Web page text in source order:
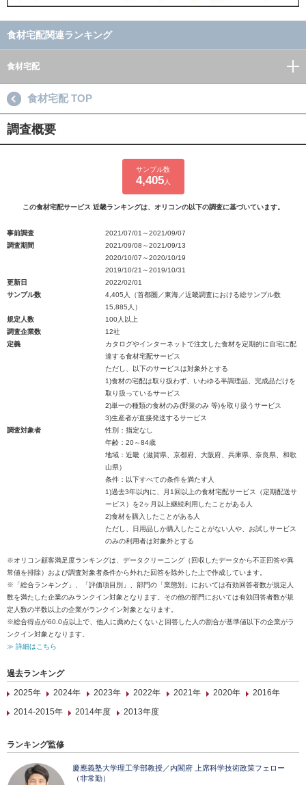
食材宅配関連ランキング
食材宅配
食材宅配 TOP
調査概要
サンプル数
4,405人
この食材宅配サービス 近畿ランキングは、オリコンの以下の調査に基づいています。
事前調査
2021/07/01～2021/09/07
調査期間
2021/09/08～2021/09/13
2020/10/07～2020/10/19
2019/10/21～2019/10/31
更新日
2022/02/01
サンプル数
4,405人（首都圏／東海／近畿調査における総サンプル数
15,885人）
規定人数
100人以上
調査企業数
12社
定義
カタログやインターネットで注文した食材を定期的に自宅に配
達する食材宅配サービス
ただし、以下のサービスは対象外とする
1)食材の宅配は取り扱わず、いわゆる半調理品、完成品だけを
取り扱っているサービス
2)単一の種類の食材のみ(野菜のみ 等)を取り扱うサービス
3)生産者が直接発送するサービス
調査対象者
性別：指定なし
年齢：20～84歳
地域：近畿（滋賀県、京都府、大阪府、兵庫県、奈良県、和歌
山県）
条件：以下すべての条件を満たす人
1)過去3年以内に、月1回以上の食材宅配サービス（定期配送サ
ービス）を2ヶ月以上継続利用したことがある人
2)食材を購入したことがある人
ただし、日用品しか購入したことがない人や、お試しサービス
のみの利用者は対象外とする
※オリコン顧客満足度ランキングは、データクリーニング（回収したデータから不正回答や異
常値を排除）および調査対象者条件から外れた回答を除外した上で作成しています。
※「総合ランキング」、「評価項目別」、部門の「業態別」においては有効回答者数が規定人
数を満たした企業のみランクイン対象となります。その他の部門においては有効回答者数が規
定人数の半数以上の企業がランクイン対象となります。
※総合得点が60.0点以上で、他人に薦めたくないと回答した人の割合が基準値以下の企業がラ
ンクイン対象となります。
≫ 詳細はこちら
過去ランキング
2025年
2024年 2023年 2022年 2021年 2020年
2016年
2014-2015年
2014年度 2013年度
ランキング監修
慶應義塾大学理工学部教授／内閣府 上席科学技術政策フェロー
（非常勤）